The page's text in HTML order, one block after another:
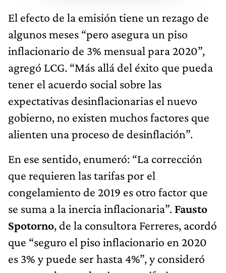
El efecto de la emisión tiene un rezago de
algunos meses “pero asegura un piso
inflacionario de 3% mensual para 2020”,
agregó LCG. “Más allá del éxito que pueda
tener el acuerdo social sobre las
expectativas desinflacionarias el nuevo
gobierno, no existen muchos factores que
alienten una proceso de desinflación”.
En ese sentido, enumeró: “La corrección
que requieren las tarifas por el
congelamiento de 2019 es otro factor que
se suma a la inercia inflacionaria”. Fausto
Spotorno, de la consultora Ferreres, acordó
que “seguro el piso inflacionario en 2020
es 3% y puede ser hasta 4%”, y consideró